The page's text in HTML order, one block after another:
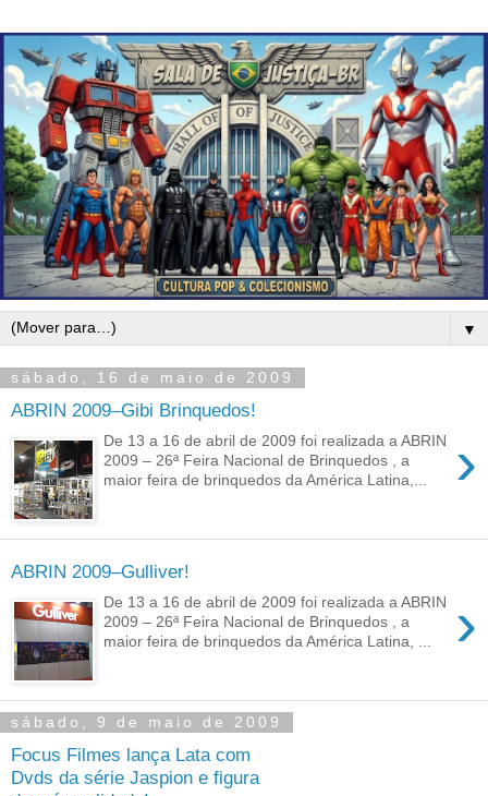
▼
sábado, 16 de maio de 2009
ABRIN 2009–Gibi Brinquedos!
›
De 13 a 16 de abril de 2009 foi realizada a ABRIN
2009 – 26ª Feira Nacional de Brinquedos , a
maior feira de brinquedos da América Latina,...
ABRIN 2009–Gulliver!
›
De 13 a 16 de abril de 2009 foi realizada a ABRIN
2009 – 26ª Feira Nacional de Brinquedos , a
maior feira de brinquedos da América Latina, ...
sábado, 9 de maio de 2009
Focus Filmes lança Lata com
Dvds da série Jaspion e figura